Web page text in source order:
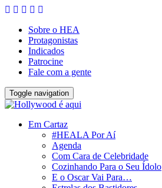
Sobre o HEA
Protagonistas
Indicados
Patrocine
Fale com a gente
Toggle navigation
Em Cartaz
#HEALA Por Aí
Agenda
Com Cara de Celebridade
Cozinhando Para o Seu Ídolo
E o Oscar Vai Para…